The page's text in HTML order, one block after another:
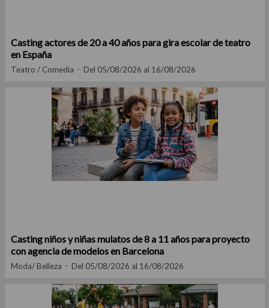
Casting actores de 20 a 40 años para gira escolar de teatro
en España
Teatro / Comedia Del 05/08/2026 al 16/08/2026
Casting niños y niñas mulatos de 8 a 11 años para proyecto
con agencia de modelos en Barcelona
Moda/ Belleza Del 05/08/2026 al 16/08/2026